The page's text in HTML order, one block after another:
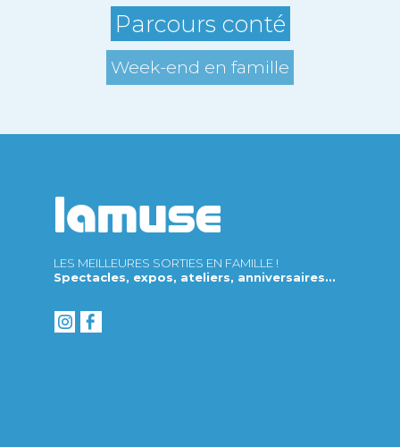
Parcours conté
Week-end en famille
LES MEILLEURES SORTIES EN FAMILLE !
Spectacles, expos, ateliers, anniversaires...